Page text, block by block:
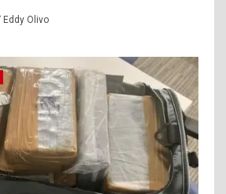
Eddy Olivo